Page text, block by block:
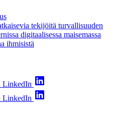
tekijöitä turvallisuuden
digitaalisessa maisemassa
ihmisistä
LinkedIn
LinkedIn